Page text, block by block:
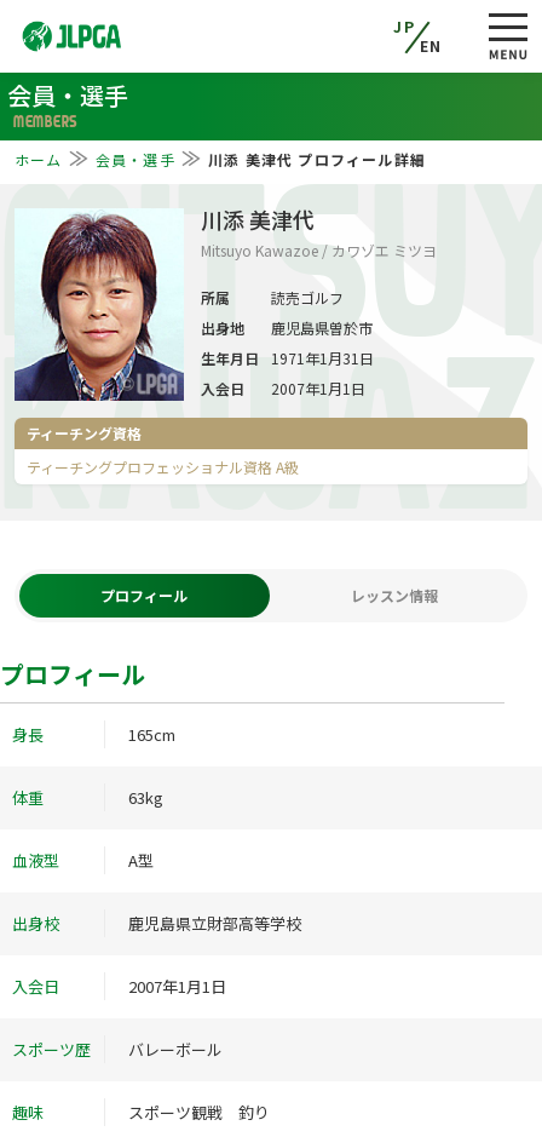
JP
EN
会員・選手
MEMBERS
ホーム 会員・選手 川添 美津代 プロフィール詳細
川添 美津代
Mitsuyo Kawazoe / カワゾエ ミツヨ
ティーチング資格
ティーチングプロフェッショナル資格 A級
所属
読売ゴルフ
出身地
鹿児島県曽於市
生年月日
1971年1月31日
入会日
2007年1月1日
プロフィール レッスン情報
プロフィール
身長 165cm
体重 63kg
血液型 A型
出身校 鹿児島県立財部高等学校
入会日 2007年1月1日
スポーツ歴 バレーボール
趣味 スポーツ観戦 釣り